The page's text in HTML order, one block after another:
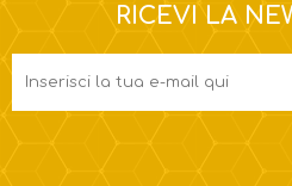
RICEVI LA